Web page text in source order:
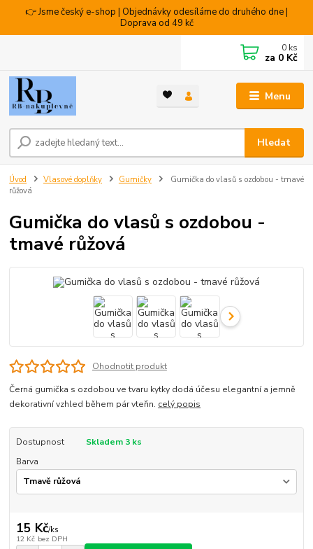
👉 Jsme český e-shop | Objednávky odesíláme do druhého dne |
Doprava od 49 kč
Menu
Hledat
0 ks
za 0 Kč
Úvod Vlasové doplňky Gumičky
Gumička do vlasů s ozdobou - tmavé
růžová
Gumička do vlasů s ozdobou -
tmavé růžová
Ohodnotit produkt
Černá gumička s ozdobou ve tvaru kytky dodá účesu elegantní a jemně
dekorativní vzhled během pár vteřin. celý popis
Dostupnost
Skladem 3 ks
Barva
15 Kč/ks
12 Kč bez DPH